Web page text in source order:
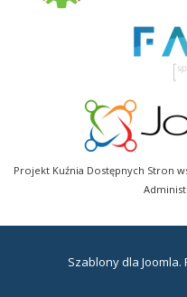
Projekt Kuźnia Dostępnych Stron
Szablony dla Joomla.